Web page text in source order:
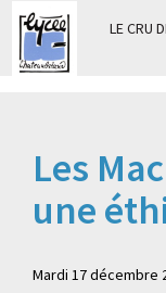
LE CRU
Les
une
Mardi 17 décembre
Panneau de gestion des